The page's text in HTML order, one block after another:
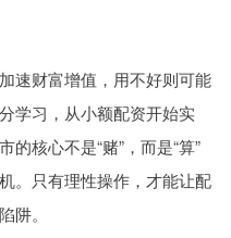
速财富增值，用不好则可能
学习，从小额配资开始实
核心不是“赌”，而是“算”
。只有理性操作，才能让配
阱。